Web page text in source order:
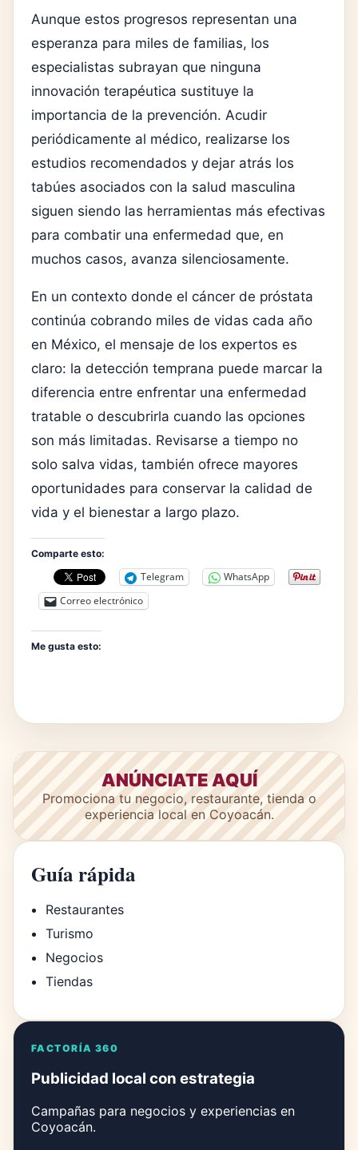
Aunque estos progresos representan una
esperanza para miles de familias, los
especialistas subrayan que ninguna
innovación terapéutica sustituye la
importancia de la prevención. Acudir
periódicamente al médico, realizarse los
estudios recomendados y dejar atrás los
tabúes asociados con la salud masculina
siguen siendo las herramientas más efectivas
para combatir una enfermedad que, en
muchos casos, avanza silenciosamente.
En un contexto donde el cáncer de próstata
continúa cobrando miles de vidas cada año
en México, el mensaje de los expertos es
claro: la detección temprana puede marcar la
diferencia entre enfrentar una enfermedad
tratable o descubrirla cuando las opciones
son más limitadas. Revisarse a tiempo no
solo salva vidas, también ofrece mayores
oportunidades para conservar la calidad de
vida y el bienestar a largo plazo.
Comparte esto:
Telegram
WhatsApp
Correo electrónico
Me gusta esto:
ANÚNCIATE AQUÍ
Promociona tu negocio, restaurante, tienda o
experiencia local en Coyoacán.
Guía rápida
Restaurantes
Turismo
Negocios
Tiendas
FACTORÍA 360
Publicidad local con estrategia
Campañas para negocios y experiencias en
Coyoacán.